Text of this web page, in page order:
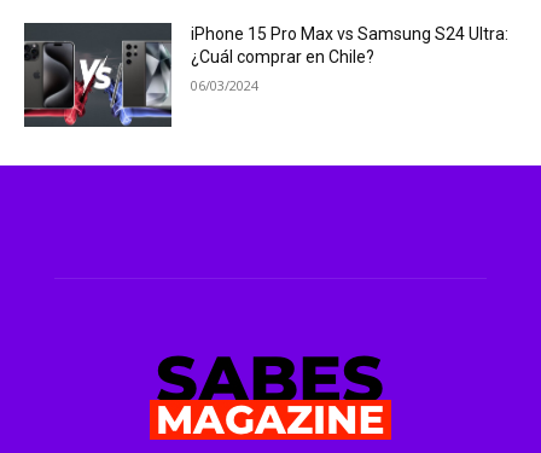
iPhone 15 Pro Max vs Samsung S24 Ultra:
¿Cuál comprar en Chile?
06/03/2024